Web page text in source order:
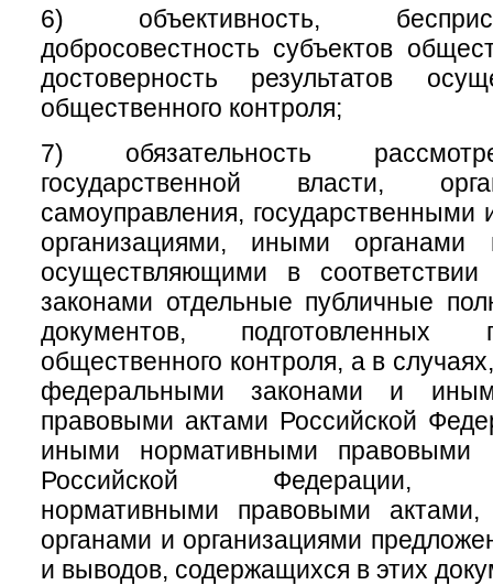
6) объективность,
добросовестность субъектов
достоверность результатов
общественного контроля;
7) обязательность
государственной власти,
самоуправления,
организациями, иными органами
осуществляющими в
законами отдельные публичные
документов, подготовленных
общественного контроля, а в
федеральными законами и
правовыми актами Российской
иными нормативными правовыми
Российской Федерации,
нормативными правовыми
органами и организациями
и выводов, содержащихся в этих